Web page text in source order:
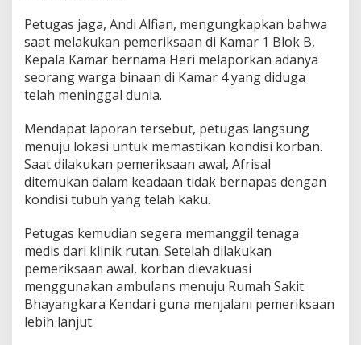
i
D
i
t
e
m
u
a
n
M
e
n
i
g
g
a
l
Petugas jaga, Andi Alfian, mengungkapkan bahwa
saat melakukan pemeriksaan di Kamar 1 Blok B,
Kepala Kamar bernama Heri melaporkan adanya
seorang warga binaan di Kamar 4 yang diduga
telah meninggal dunia.
Mendapat laporan tersebut, petugas langsung
menuju lokasi untuk memastikan kondisi korban.
Saat dilakukan pemeriksaan awal, Afrisal
ditemukan dalam keadaan tidak bernapas dengan
kondisi tubuh yang telah kaku.
Petugas kemudian segera memanggil tenaga
medis dari klinik rutan. Setelah dilakukan
pemeriksaan awal, korban dievakuasi
menggunakan ambulans menuju Rumah Sakit
Bhayangkara Kendari guna menjalani pemeriksaan
lebih lanjut.